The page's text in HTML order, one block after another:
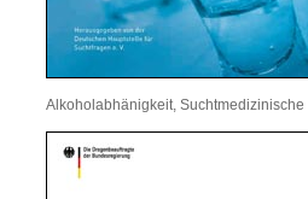
Alkoholabhänigkeit, Suchtmedizinische